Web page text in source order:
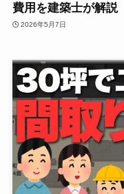
費用を建築士が解説
2026年5月7日